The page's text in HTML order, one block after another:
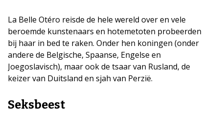
​La Belle Otéro reisde de hele wereld over en vele
beroemde kunstenaars en hotemetoten probeerden
bij haar in bed te raken. Onder hen koningen (onder
andere de Belgische, Spaanse, Engelse en
Joegoslavisch), maar ook de tsaar van Rusland, de
keizer van Duitsland en sjah van Perzië.
Seksbeest